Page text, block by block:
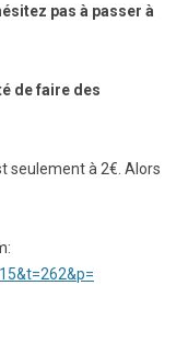
pas à passer à
de faire des
seulement à 2€. Alors